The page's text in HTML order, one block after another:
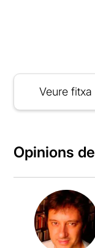
Veure
Opinions